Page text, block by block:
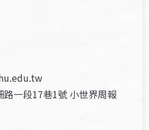
一段17巷1號 小世界周報